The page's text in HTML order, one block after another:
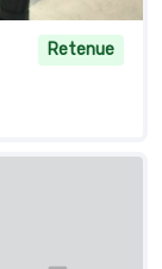
Retenue